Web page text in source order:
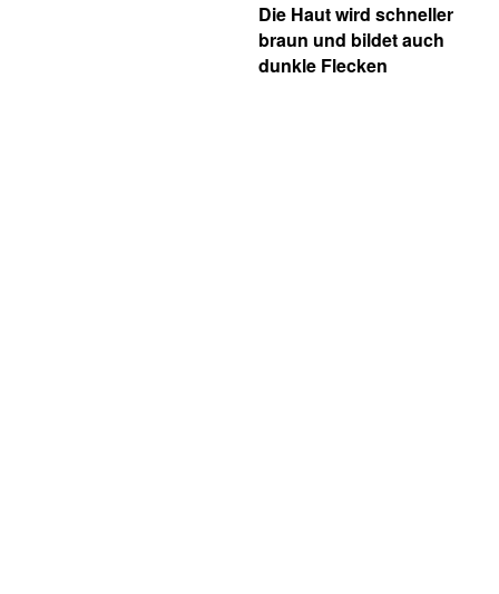
Die Haut wird schneller
braun und bildet auch
dunkle Flecken